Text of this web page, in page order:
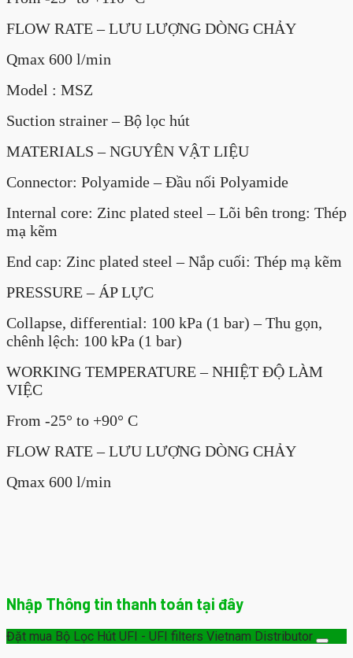
FLOW RATE – LƯU LƯỢNG DÒNG CHẢY
Qmax 600 l/min
Model : MSZ
Suction strainer – Bộ lọc hút
MATERIALS – NGUYÊN VẬT LIỆU
Connector: Polyamide – Đầu nối Polyamide
Internal core: Zinc plated steel – Lõi bên trong: Thép
mạ kẽm
End cap: Zinc plated steel – Nắp cuối: Thép mạ kẽm
PRESSURE – ÁP LỰC
Collapse, differential: 100 kPa (1 bar) – Thu gọn,
chênh lệch: 100 kPa (1 bar)
WORKING TEMPERATURE – NHIỆT ĐỘ LÀM
VIỆC
From -25° to +90° C
FLOW RATE – LƯU LƯỢNG DÒNG CHẢY
Qmax 600 l/min
Nhập Thông tin thanh toán tại đây
Đặt mua Bộ Lọc Hút UFI - UFI filters Vietnam Distributor